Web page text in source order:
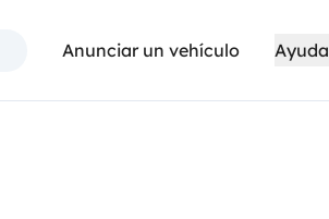
Anunciar un vehículo Ayuda